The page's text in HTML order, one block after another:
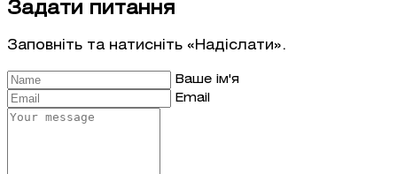
Задати питання
Заповніть та натисніть «Надіслати».
Ваше ім'я
Email